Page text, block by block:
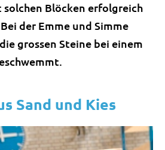
Blöcken erfolgreich
der Emme und Simme
grossen Steine bei einem
Sand und Kies